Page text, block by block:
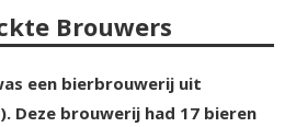
Brouwers
een bierbrouwerij uit
Deze brouwerij had 17 bieren